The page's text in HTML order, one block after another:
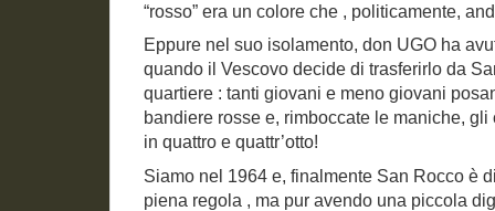
“rosso” era un colore che , politicamente,
Eppure nel suo isolamento, don UGO ha
quando il Vescovo decide di trasferirlo da
quartiere : tanti giovani e meno giovani
bandiere rosse e, rimboccate le maniche,
in quattro e quattr’otto!
Siamo nel 1964 e, finalmente San Rocco è
piena regola , ma pur avendo una piccola